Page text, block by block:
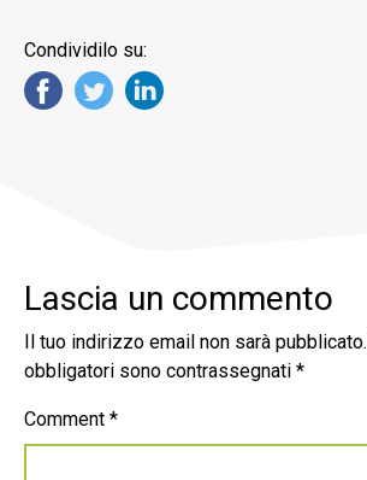
Condividilo su:
Lascia un commento
Il tuo indirizzo email non sarà pubblicato.
obbligatori sono contrassegnati *
Comment *